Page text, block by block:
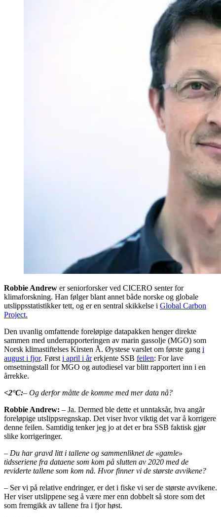
Robbie Andrew er seniorforsker ved CICERO senter for
klimaforskning. Han følger blant annet både norske og globale
utslippsstatistikker tett, og er en sentral skikkelse i Global Carbon
Project.
Den uvanlig omfattende foreløpige datapakken henger direkte
sammen med underrapporteringen av marin gassolje (MGO) som
Norsk klimastiftelses Kirsten Å. Øystese varslet om første gang i
august i fjor. Førsti april i årerkjente SSB feilen: For lave
omsetningstall for MGO og autodiesel var blitt rapportert inn i en
årrekke.
<2°C:– Og derfor måtte de komme med mer data nå?
Robbie Andrew: – Ja. Dermed ble dette et unntaksår, hva angår
foreløpige utslippsregnskap. Det viser hvor viktig det var å korrigere
denne feilen. Samtidig tenker jeg jo at det er bra SSB faktisk gjør
slike korrigeringer.
– Du har gravd litt i tallene og sammenliknet de «gamle»
tidsseriene fra dataene som kom på slutten av 2020 med de
reviderte tallene som kom nå. Hvor finner vi de største avvikene?
– Ser vi på relative endringer, er det i fiske vi ser de største avvikene.
Her viser utslippene seg å være mer enn dobbelt så store som det
som fremgikk av tallene fra i fjor høst.